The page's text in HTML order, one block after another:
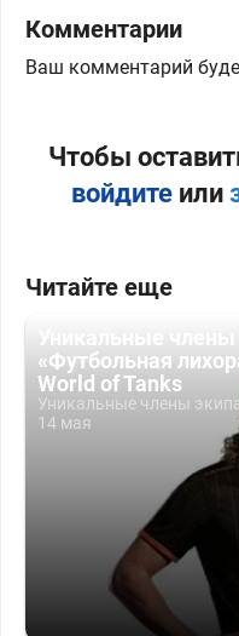
Комментарии
Ваш комментарий
Чтобы
войдитеили
Читайте еще
Уникальные
«Футбольная
World of Tanks
Уникальные члены
14 мая